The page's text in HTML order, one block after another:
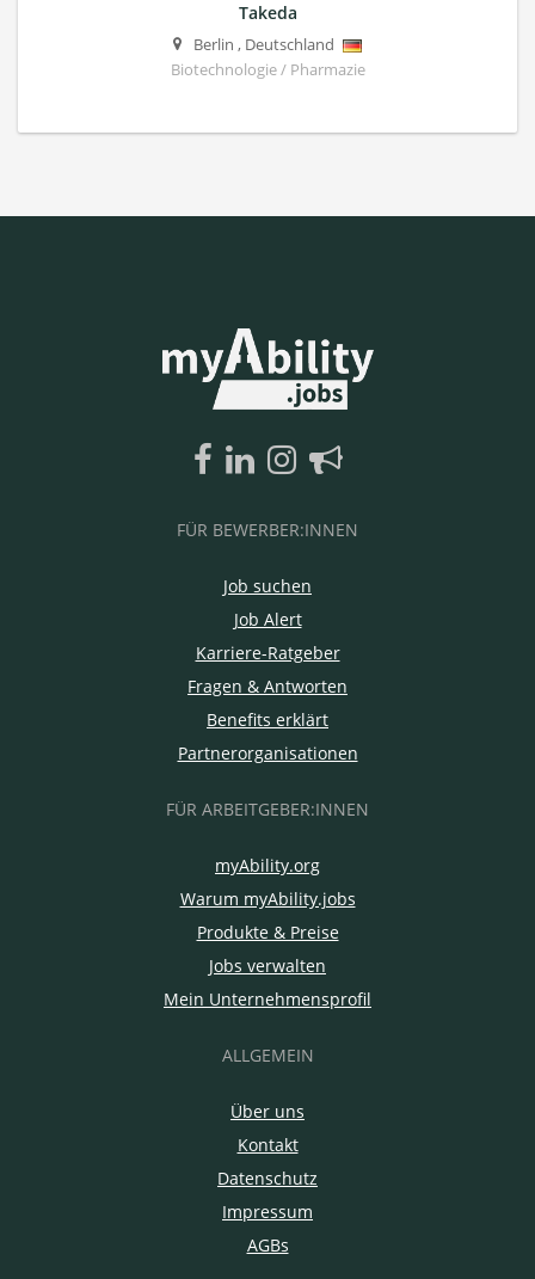
Takeda
Berlin , Deutschland
Biotechnologie / Pharmazie
FÜR BEWERBER:INNEN
Job suchen
Job Alert
Karriere-Ratgeber
Fragen & Antworten
Benefits erklärt
Partnerorganisationen
FÜR ARBEITGEBER:INNEN
myAbility.org
Warum myAbility.jobs
Produkte & Preise
Jobs verwalten
Mein Unternehmensprofil
ALLGEMEIN
Über uns
Kontakt
Datenschutz
Impressum
AGBs